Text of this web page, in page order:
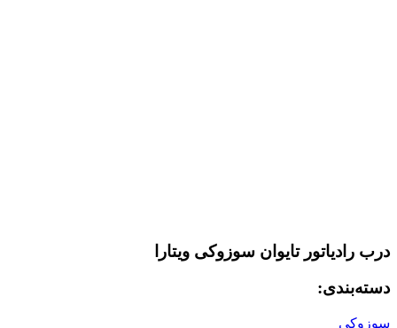
درب رادیاتور تایوان سوزوکی ویتارا
دسته‌بندی:
سوزوکی